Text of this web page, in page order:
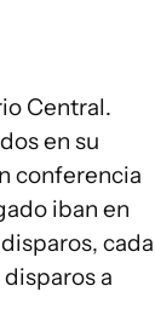
Central.
en su
conferencia
iban en
cada
a